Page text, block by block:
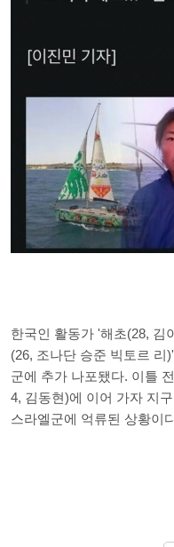
한국인 활동가 '해초(28, 김
(26, 조나단 승준 빅토르 리
군에 추가 나포됐다. 이틀
4, 김동현)에 이어 가자 지
스라엘군에 억류된 상황이